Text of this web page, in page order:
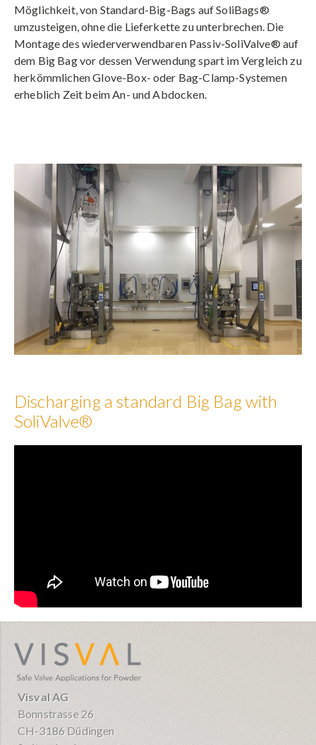
Möglichkeit, von Standard-Big-Bags auf SoliBags®
umzusteigen, ohne die Lieferkette zu unterbrechen. Die
Montage des wiederverwendbaren Passiv-SoliValve® auf
dem Big Bag vor dessen Verwendung spart im Vergleich zu
herkömmlichen Glove-Box- oder Bag-Clamp-Systemen
erheblich Zeit beim An- und Abdocken.
Discharging a standard Big Bag with
SoliValve®
Visval AG
Bonnstrasse 26
CH-3186 Düdingen